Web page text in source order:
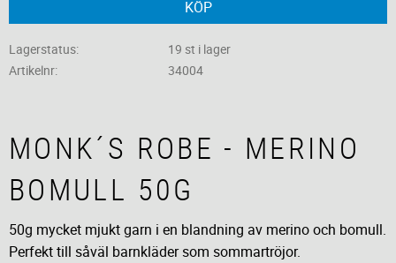
KÖP
Lagerstatus
19 st i lager
Artikelnr
34004
MONK´S ROBE - MERINO
BOMULL 50G
50g mycket mjukt garn i en blandning av merino och bomull.
Perfekt till såväl barnkläder som sommartröjor.